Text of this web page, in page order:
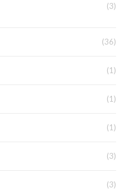
(3)
(36)
(1)
(1)
(1)
(3)
(3)